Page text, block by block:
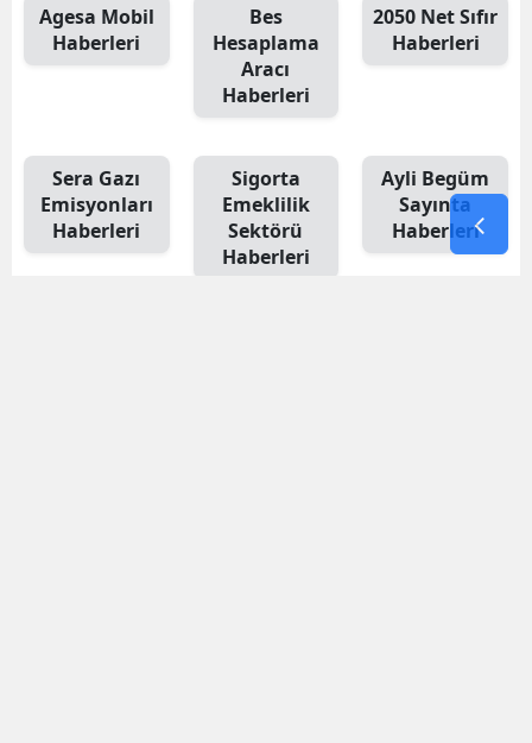
Agesa Mobil
Haberleri
Bes
Hesaplama
Aracı
Haberleri
2050 Net Sıfır
Haberleri
Sera Gazı
Emisyonları
Haberleri
Sigorta
Emeklilik
Sektörü
Haberleri
Ayli Begüm
Sayınta
Haberleri